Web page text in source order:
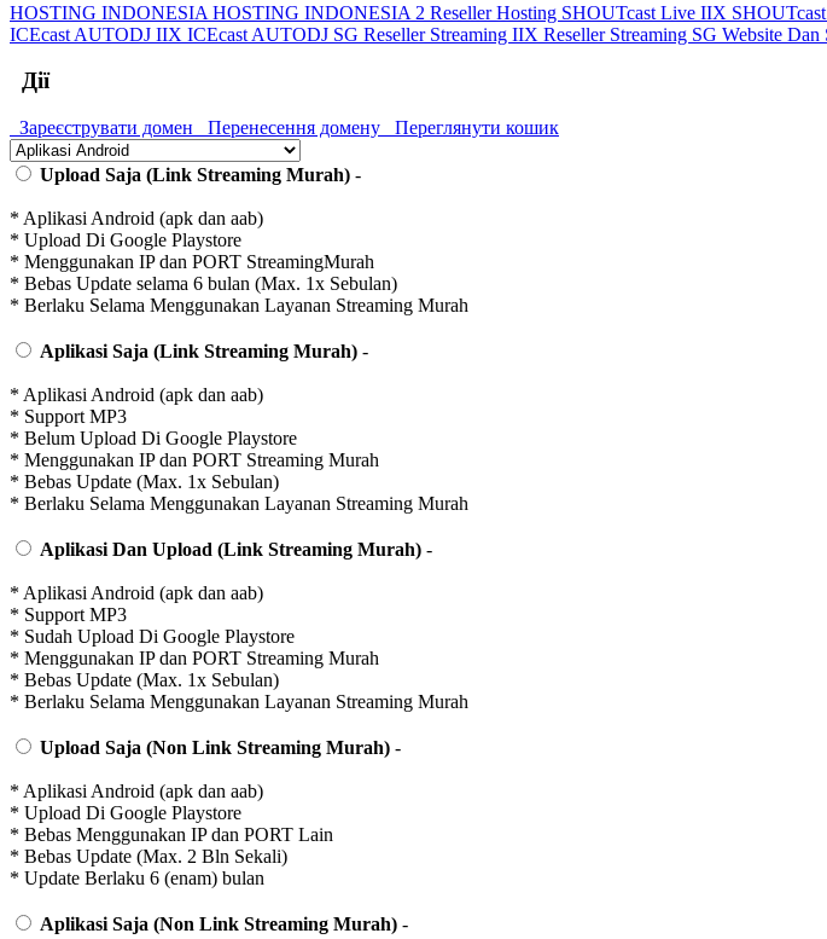
HOSTING INDONESIA HOSTING INDONESIA 2 Reseller Hosting SHOUTcast Live IIX
ICEcast AUTODJ IIX ICEcast AUTODJ SG Reseller Streaming IIX Reseller Streaming SG Website Dan
Дії
Зареєструвати домен Перенесення домену Переглянути кошик
Upload Saja (Link Streaming Murah) -
* Aplikasi Android (apk dan aab)
* Upload Di Google Playstore
* Menggunakan IP dan PORT StreamingMurah
* Bebas Update selama 6 bulan (Max. 1x Sebulan)
* Berlaku Selama Menggunakan Layanan Streaming Murah
Aplikasi Saja (Link Streaming Murah) -
* Aplikasi Android (apk dan aab)
* Support MP3
* Belum Upload Di Google Playstore
* Menggunakan IP dan PORT Streaming Murah
* Bebas Update (Max. 1x Sebulan)
* Berlaku Selama Menggunakan Layanan Streaming Murah
Aplikasi Dan Upload (Link Streaming Murah) -
* Aplikasi Android (apk dan aab)
* Support MP3
* Sudah Upload Di Google Playstore
* Menggunakan IP dan PORT Streaming Murah
* Bebas Update (Max. 1x Sebulan)
* Berlaku Selama Menggunakan Layanan Streaming Murah
Upload Saja (Non Link Streaming Murah) -
* Aplikasi Android (apk dan aab)
* Upload Di Google Playstore
* Bebas Menggunakan IP dan PORT Lain
* Bebas Update (Max. 2 Bln Sekali)
* Update Berlaku 6 (enam) bulan
Aplikasi Saja (Non Link Streaming Murah) -